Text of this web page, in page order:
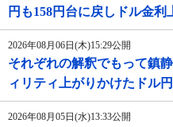
円も158円台に戻しドル金利
2026年08月06日(木)15:29公開
それぞれの解釈でもって鎮
ィリティ上がりかけたドル
2026年08月05日(水)13:33公開